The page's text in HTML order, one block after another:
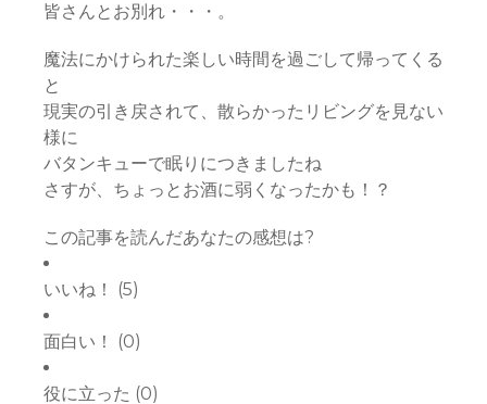
皆さんとお別れ・・・。
魔法にかけられた楽しい時間を過ごして帰ってくる
と
現実の引き戻されて、散らかったリビングを見ない
様に
バタンキューで眠りにつきましたね
さすが、ちょっとお酒に弱くなったかも！？
この記事を読んだあなたの感想は?
いいね！ (5)
面白い！ (0)
役に立った (0)